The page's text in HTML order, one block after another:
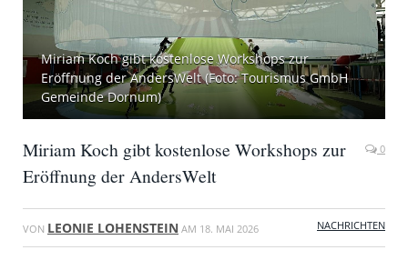
Miriam Koch gibt kostenlose Workshops zur
Eröffnung der AndersWelt (Foto: Tourismus GmbH
Gemeinde Dornum)
Miriam Koch gibt kostenlose Workshops zur
Eröffnung der AndersWelt
0
VON LEONIE LOHENSTEIN AM 18. MAI 2026 NACHRICHTEN